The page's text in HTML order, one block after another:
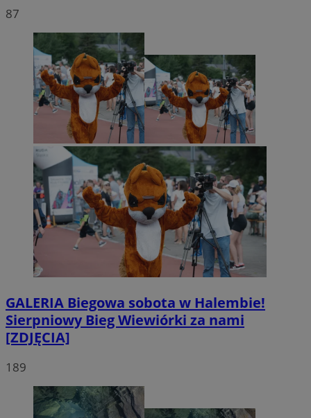
87
GALERIA Biegowa sobota w Halembie!
Sierpniowy Bieg Wiewiórki za nami
[ZDJĘCIA]
189